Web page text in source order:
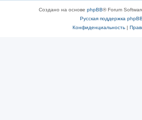
Создано на основе phpBB® Forum
Русская поддержка phpBB
Конфиденциальность|